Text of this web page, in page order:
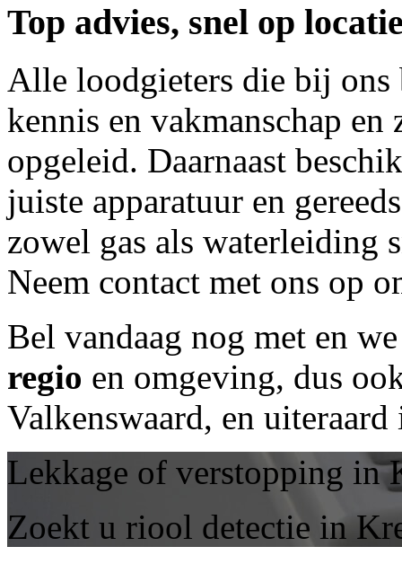
Top advies, snel op
Alle loodgieters die bij
kennis en vakmanschap
opgeleid. Daarnaast
juiste apparatuur en
zowel gas als waterleiding
Neem contact met ons op
Bel vandaag nog met en
regio en omgeving, dus
Valkenswaard, en
Lekkage of verstopping in
Zoekt u riool detectie in